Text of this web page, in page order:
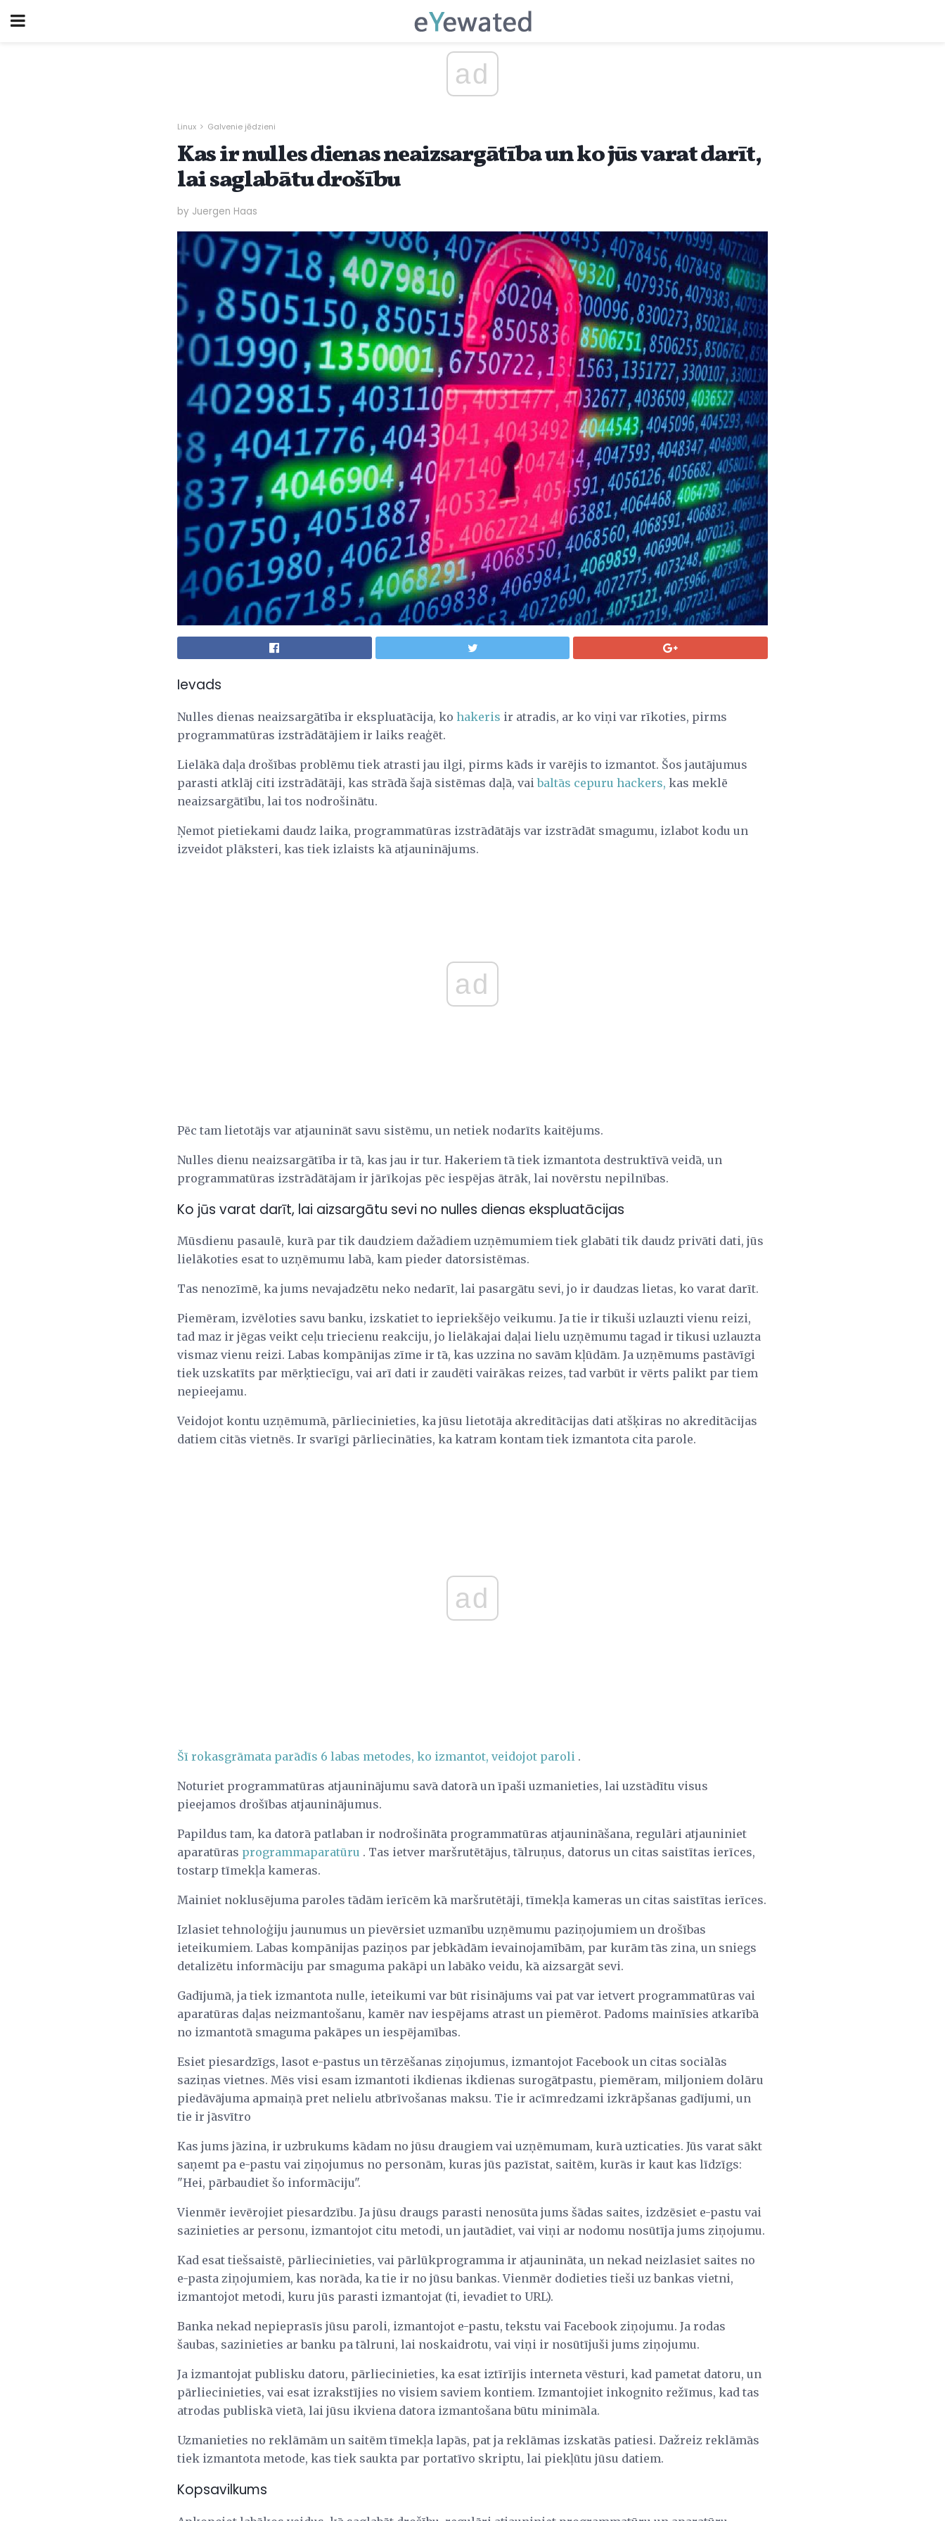
ad
Linux Galvenie jēdzieni
Kas ir nulles dienas neaizsargātība un ko jūs varat darīt,
lai saglabātu drošību
by Juergen Haas
Ievads
Nulles dienas neaizsargātība ir ekspluatācija, ko hakeris ir atradis, ar ko viņi var rīkoties, pirms
programmatūras izstrādātājiem ir laiks reaģēt.
Lielākā daļa drošības problēmu tiek atrasti jau ilgi, pirms kāds ir varējis to izmantot. Šos jautājumus
parasti atklāj citi izstrādātāji, kas strādā šajā sistēmas daļā, vaibaltās cepuru hackers, kas meklē
neaizsargātību, lai tos nodrošinātu.
Ņemot pietiekami daudz laika, programmatūras izstrādātājs var izstrādāt smagumu, izlabot kodu un
izveidot plāksteri, kas tiek izlaists kā atjauninājums.
ad
Pēc tam lietotājs var atjaunināt savu sistēmu, un netiek nodarīts kaitējums.
Nulles dienu neaizsargātība ir tā, kas jau ir tur. Hakeriem tā tiek izmantota destruktīvā veidā, un
programmatūras izstrādātājam ir jārīkojas pēc iespējas ātrāk, lai novērstu nepilnības.
Ko jūs varat darīt, lai aizsargātu sevi no nulles dienas ekspluatācijas
Mūsdienu pasaulē, kurā par tik daudziem dažādiem uzņēmumiem tiek glabāti tik daudz privāti dati, jūs
lielākoties esat to uzņēmumu labā, kam pieder datorsistēmas.
Tas nenozīmē, ka jums nevajadzētu neko nedarīt, lai pasargātu sevi, jo ir daudzas lietas, ko varat darīt.
Piemēram, izvēloties savu banku, izskatiet to iepriekšējo veikumu. Ja tie ir tikuši uzlauzti vienu reizi,
tad maz ir jēgas veikt ceļu triecienu reakciju, jo lielākajai daļai lielu uzņēmumu tagad ir tikusi uzlauzta
vismaz vienu reizi. Labas kompānijas zīme ir tā, kas uzzina no savām kļūdām. Ja uzņēmums pastāvīgi
tiek uzskatīts par mērķtiecīgu, vai arī dati ir zaudēti vairākas reizes, tad varbūt ir vērts palikt par tiem
nepieejamu.
Veidojot kontu uzņēmumā, pārliecinieties, ka jūsu lietotāja akreditācijas dati atšķiras no akreditācijas
datiem citās vietnēs. Ir svarīgi pārliecināties, ka katram kontam tiek izmantota cita parole.
ad
Šī rokasgrāmata parādīs 6 labas metodes, ko izmantot, veidojot paroli .
Noturiet programmatūras atjauninājumu savā datorā un īpaši uzmanieties, lai uzstādītu visus
pieejamos drošības atjauninājumus.
Papildus tam, ka datorā patlaban ir nodrošināta programmatūras atjaunināšana, regulāri atjauniniet
aparatūras programmaparatūru . Tas ietver maršrutētājus, tālruņus, datorus un citas saistītas ierīces,
tostarp tīmekļa kameras.
Mainiet noklusējuma paroles tādām ierīcēm kā maršrutētāji, tīmekļa kameras un citas saistītas ierīces.
Izlasiet tehnoloģiju jaunumus un pievērsiet uzmanību uzņēmumu paziņojumiem un drošības
ieteikumiem. Labas kompānijas paziņos par jebkādām ievainojamībām, par kurām tās zina, un sniegs
detalizētu informāciju par smaguma pakāpi un labāko veidu, kā aizsargāt sevi.
Gadījumā, ja tiek izmantota nulle, ieteikumi var būt risinājums vai pat var ietvert programmatūras vai
aparatūras daļas neizmantošanu, kamēr nav iespējams atrast un piemērot. Padoms mainīsies atkarībā
no izmantotā smaguma pakāpes un iespējamības.
Esiet piesardzīgs, lasot e-pastus un tērzēšanas ziņojumus, izmantojot Facebook un citas sociālās
saziņas vietnes. Mēs visi esam izmantoti ikdienas ikdienas surogātpastu, piemēram, miljoniem dolāru
piedāvājuma apmaiņā pret nelielu atbrīvošanas maksu. Tie ir acīmredzami izkrāpšanas gadījumi, un
tie ir jāsvītro
Kas jums jāzina, ir uzbrukums kādam no jūsu draugiem vai uzņēmumam, kurā uzticaties. Jūs varat sākt
saņemt pa e-pastu vai ziņojumus no personām, kuras jūs pazīstat, saitēm, kurās ir kaut kas līdzīgs:
"Hei, pārbaudiet šo informāciju".
Vienmēr ievērojiet piesardzību. Ja jūsu draugs parasti nenosūta jums šādas saites, izdzēsiet e-pastu vai
sazinieties ar personu, izmantojot citu metodi, un jautādiet, vai viņi ar nodomu nosūtīja jums ziņojumu.
Kad esat tiešsaistē, pārliecinieties, vai pārlūkprogramma ir atjaunināta, un nekad neizlasiet saites no
e-pasta ziņojumiem, kas norāda, ka tie ir no jūsu bankas. Vienmēr dodieties tieši uz bankas vietni,
izmantojot metodi, kuru jūs parasti izmantojat (ti, ievadiet to URL).
Banka nekad nepieprasīs jūsu paroli, izmantojot e-pastu, tekstu vai Facebook ziņojumu. Ja rodas
šaubas, sazinieties ar banku pa tālruni, lai noskaidrotu, vai viņi ir nosūtījuši jums ziņojumu.
Ja izmantojat publisku datoru, pārliecinieties, ka esat iztīrījis interneta vēsturi, kad pametat datoru, un
pārliecinieties, vai esat izrakstījies no visiem saviem kontiem. Izmantojiet inkognito režīmus, kad tas
atrodas publiskā vietā, lai jūsu ikviena datora izmantošana būtu minimāla.
Uzmanieties no reklāmām un saitēm tīmekļa lapās, pat ja reklāmas izskatās patiesi. Dažreiz reklāmās
tiek izmantota metode, kas tiek saukta par portatīvo skriptu, lai piekļūtu jūsu datiem.
Kopsavilkums